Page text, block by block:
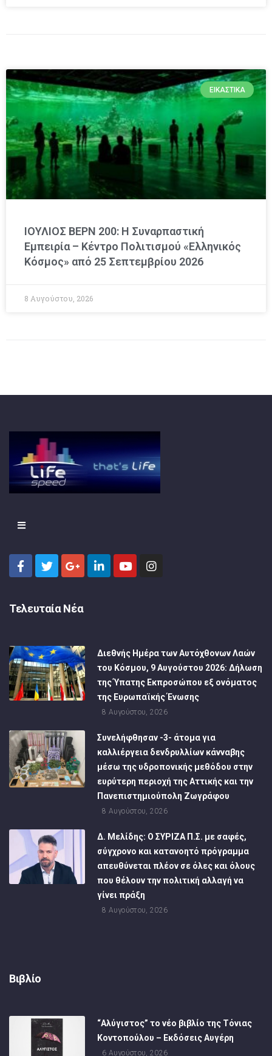
ΕΙΚΑΣΤΙΚΆ
ΙΟΥΛΙΟΣ ΒΕΡΝ 200: Η Συναρπαστική
Εμπειρία – Κέντρο Πολιτισμού «Ελληνικός
Κόσμος» από 25 Σεπτεμβρίου 2026
8 Αυγούστου, 2026
Τελευταία Νέα
Διεθνής Ημέρα των Αυτόχθονων Λαών
του Κόσμου, 9 Αυγούστου 2026: Δήλωση
της Ύπατης Εκπροσώπου εξ ονόματος
της Ευρωπαϊκής Ένωσης
8 Αυγούστου, 2026
Συνελήφθησαν -3- άτομα για
καλλιέργεια δενδρυλλίων κάνναβης
μέσω της υδροπονικής μεθόδου στην
ευρύτερη περιοχή της Αττικής και την
Πανεπιστημιούπολη Ζωγράφου
8 Αυγούστου, 2026
Δ. Μελίδης: Ο ΣΥΡΙΖΑ Π.Σ. με σαφές,
σύγχρονο και κατανοητό πρόγραμμα
απευθύνεται πλέον σε όλες και όλους
που θέλουν την πολιτική αλλαγή να
γίνει πράξη
8 Αυγούστου, 2026
Βιβλίο
“Αλύγιστος” το νέο βιβλίο της Τόνιας
Κοντοπούλου – Εκδόσεις Αυγέρη
6 Αυγούστου, 2026